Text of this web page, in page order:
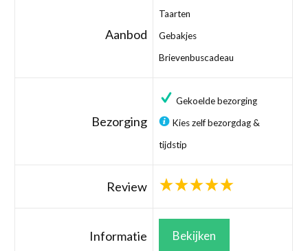
Aanbod
Taarten
Gebakjes
Brievenbuscadeau
Bezorging
Gekoelde bezorging
Kies zelf bezorgdag &
tijdstip
Review
Informatie Bekijken